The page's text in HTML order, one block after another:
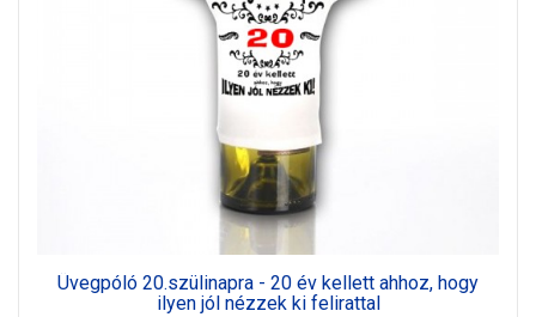
Üvegpóló 20.szülinapra - 20 év kellett ahhoz, hogy
ilyen jól nézzek ki felirattal